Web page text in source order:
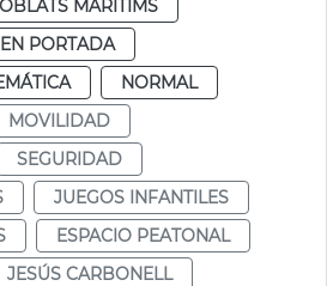
MARITIMS
EN PORTADA
NORMAL
MOVILIDAD
SEGURIDAD
JUEGOS INFANTILES
ESPACIO PEATONAL
JESÚS CARBONELL